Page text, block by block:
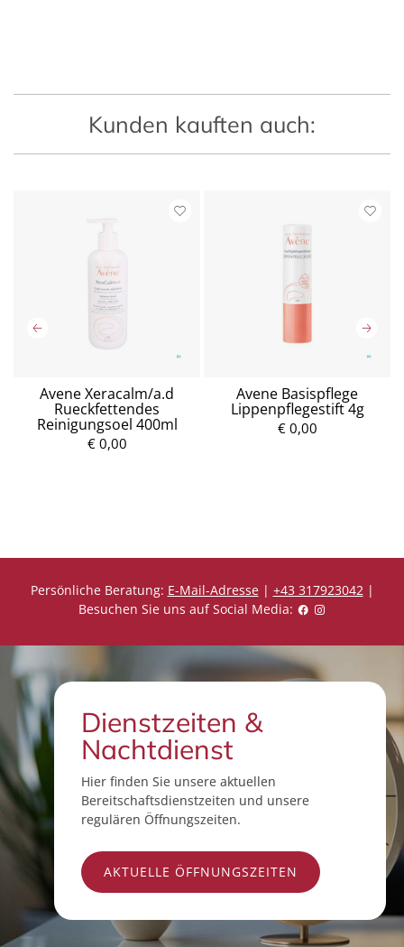
Kunden kauften auch:
Avene Xeracalm/a.d
Rueckfettendes
Reinigungsoel 400ml
€ 0,00
Avene Basispflege
Lippenpflegestift 4g
€ 0,00
Persönliche Beratung: E-Mail-Adresse| +43 317923042|
Besuchen Sie uns auf Social Media:
Dienstzeiten &
Nachtdienst
Hier finden Sie unsere aktuellen
Bereitschaftsdienstzeiten und unsere
regulären Öffnungszeiten.
AKTUELLE ÖFFNUNGSZEITEN